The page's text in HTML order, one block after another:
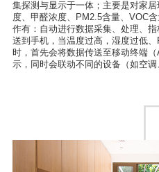
集探测与显示于一体；主要是对家
度、甲醛浓度、PM2.5含量、VOC
作有：自动进行数据采集、处理、
送到手机，当温度过高，湿度过低
时，首先会将数据传送至移动终端
示，同时会联动不同的设备（如空调